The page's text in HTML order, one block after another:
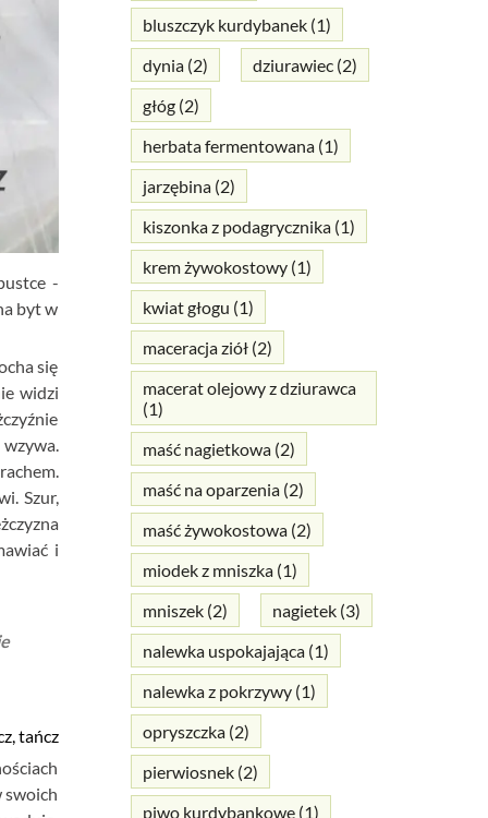
-
byt w
się
widzi
Szur,
i
tańcz
swoich
bluszczyk kurdybanek(1)
dynia(2) dziurawiec(2)
głóg(2)
herbata fermentowana(1)
jarzębina(2)
kiszonka z podagrycznika(1)
krem żywokostowy(1)
kwiat głogu (1)
maceracja ziół(2)
macerat olejowy z dziurawca
(1)
maść nagietkowa(2)
maść na oparzenia(2)
maść żywokostowa(2)
miodek z mniszka(1)
mniszek(2) nagietek(3)
nalewka uspokajająca(1)
nalewka z pokrzywy(1)
opryszczka(2)
pierwiosnek(2)
piwo kurdybankowe(1)